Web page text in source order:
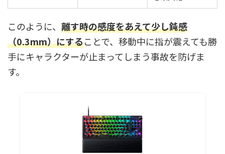
このように、 離す時の感度をあえて少し鈍感
（0.3mm）にすることで、移動中に指が震えても勝
手にキャラクターが止まってしまう事故を防げま
す。